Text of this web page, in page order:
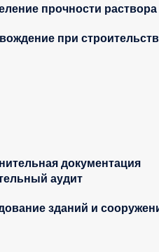
прочности раствора
при
документация
аудит
зданий и